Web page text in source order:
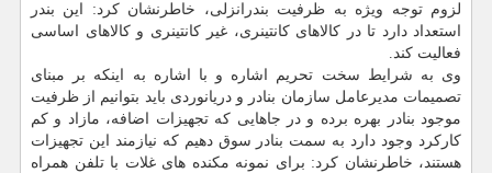
لزوم توجه ویژه به ظرفیت بندرانزلی، خاطرنشان کرد: این بندر
استعداد دارد تا در کالاهای کانتینری، غیر کانتینری و کالاهای اساسی
فعالیت کند.
وی به شرایط سخت تحریم اشاره و با اشاره به اینکه بر مبنای
تصمیمات مدیرعامل سازمان بنادر و دریانوردی باید بتوانیم از ظرفیت
موجود بنادر بهره برده و در جاهایی که تجهیزات اضافه، مازاد و کم
کارکرد وجود دارد به سمت بنادر سوق دهیم که نیازمند این تجهیزات
هستند، خاطرنشان کرد: برای نمونه مکنده های غلات با تلفن همراه